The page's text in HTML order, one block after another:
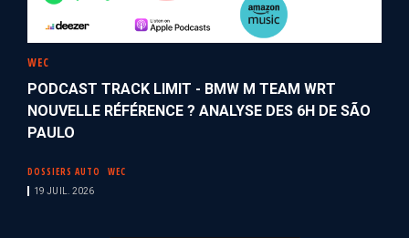
WEC
PODCAST TRACK LIMIT - BMW M TEAM WRT
NOUVELLE RÉFÉRENCE ? ANALYSE DES 6H DE SÃO
PAULO
DOSSIERS AUTO WEC
19 JUIL. 2026